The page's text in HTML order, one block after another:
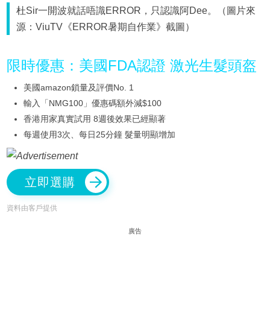
杜Sir一開波就話唔識ERROR，只認識阿Dee。（圖片來
源：ViuTV《ERROR暑期自作業》截圖）
限時優惠：美國FDA認證 激光生髮頭盔
美國amazon鎖量及評價No. 1
輸入「NMG100」優惠碼額外減$100
香港用家真實試用 8週後效果已經顯著
每週使用3次、每日25分鐘 髮量明顯增加
立即選購
資料由客戶提供
廣告